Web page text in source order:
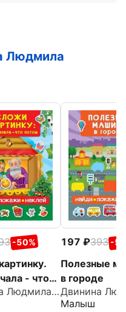
Людмила
-50%
- что
Двинина Людмила Владимировна
197 393 -
Полезные
в городе
Малыш